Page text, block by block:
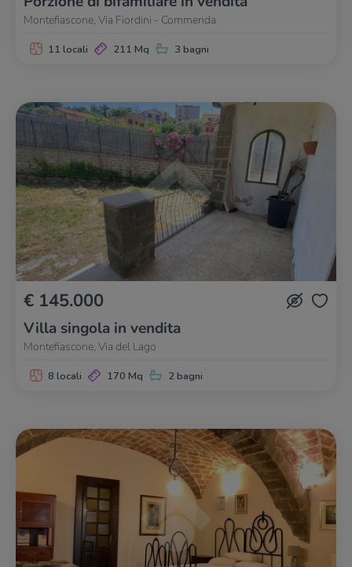
Montefiascone, Via Fiordini - Commenda
11 locali 211 Mq 3 bagni
€ 145.000
Villa singola in vendita
Montefiascone, Via del Lago
8 locali 170 Mq 2 bagni